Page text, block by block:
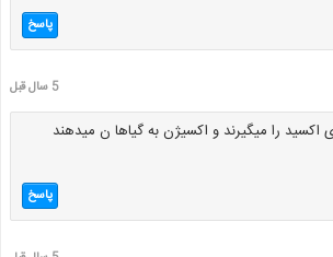
پاسخ
5 سال قبل
اکسید را میگیرند و اکسیژن به گیاها ن میدهند
پاسخ